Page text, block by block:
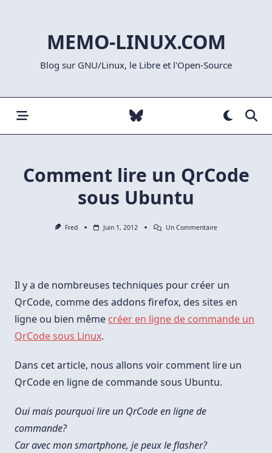
MEMO-LINUX.COM
Blog sur GNU/Linux, le Libre et l'Open-Source
Comment lire un QrCode
sous Ubuntu
Fred Juin 1, 2012 Un CommentaireSur
Ubuntu
Il y a de nombreuses techniques pour créer un
QrCode, comme des addons firefox, des sites en
ligne ou bien même créer en ligne de commande un
QrCode sous Linux.
Dans cet article, nous allons voir comment lire un
QrCode en ligne de commande sous Ubuntu.
Oui mais pourquoi lire un QrCode en ligne de
commande?
Car avec mon smartphone, je peux le flasher?